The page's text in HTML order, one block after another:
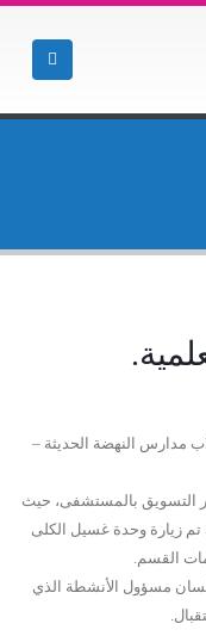
مدارس النهضة الحديثة –
التسويق بالمستشفى، حيث
زيارة وحدة غسيل الكلى
القسم.
غسان مسؤول الأنشطة الذي